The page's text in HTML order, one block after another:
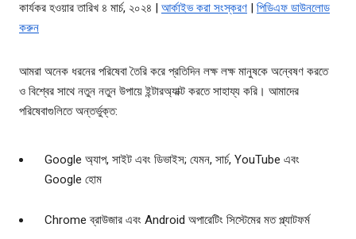
কার্যকর হওয়ার তারিখ ৪ মার্চ, ২০২৪ | আর্কাইভ করা সংস্করণ | পিডিএফ ডাউনলোড
করুন
আমরা অনেক ধরনের পরিষেবা তৈরি করে প্রতিদিন লক্ষ লক্ষ মানুষকে অন্বেষণ করতে
ও বিশ্বের সাথে নতুন নতুন উপায়ে ইন্টারঅ্যাক্ট করতে সাহায্য করি। আমাদের
পরিষেবাগুলিতে অন্তর্ভুক্ত:
Google অ্যাপ, সাইট এবং ডিভাইস; যেমন, সার্চ, YouTube এবং
Google হোম
Chrome ব্রাউজার এবং Android অপারেটিং সিস্টেমের মত প্ল্যাটফর্ম